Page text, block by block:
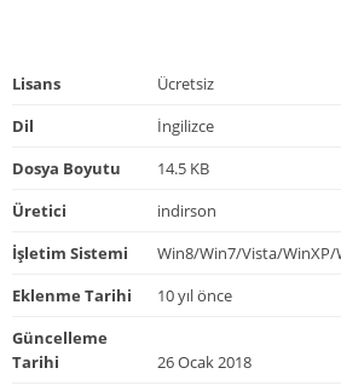
Lisans
Ücretsiz
Dil
İngilizce
Dosya Boyutu
14.5 KB
Üretici
indirson
İşletim Sistemi
Win8/Win7/Vista/
Eklenme Tarihi
10 yıl önce
Güncelleme
Tarihi
26 Ocak 2018